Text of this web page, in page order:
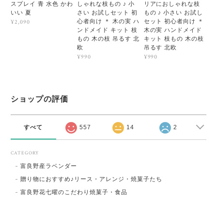
スプレイ 青 水色 かわ
いい 夏
¥2,090
しゃれな枝もの ♪ 小
さい お試しセット 初
心者向け ＊ 木の実 ハ
ンドメイド キット 枝
もの 木の枝 吊るす 北
欧
¥990
リアにおしゃれな枝
もの ♪ 小さい お試し
セット 初心者向け ＊
木の実 ハンドメイド
キット 枝もの 木の枝
吊るす 北欧
¥990
ショップの評価
すべて 557 14 2
CATEGORY
富良野産ラベンダー
贈り物におすすめ♪リース・アレンジ・焼菓子たち
富良野花七曜のこだわり焼菓子・食品